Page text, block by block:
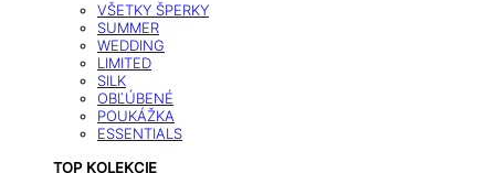
VŠETKY ŠPERKY
SUMMER
WEDDING
LIMITED
SILK
OBĽÚBENÉ
POUKÁŽKA
ESSENTIALS
TOP KOLEKCIE